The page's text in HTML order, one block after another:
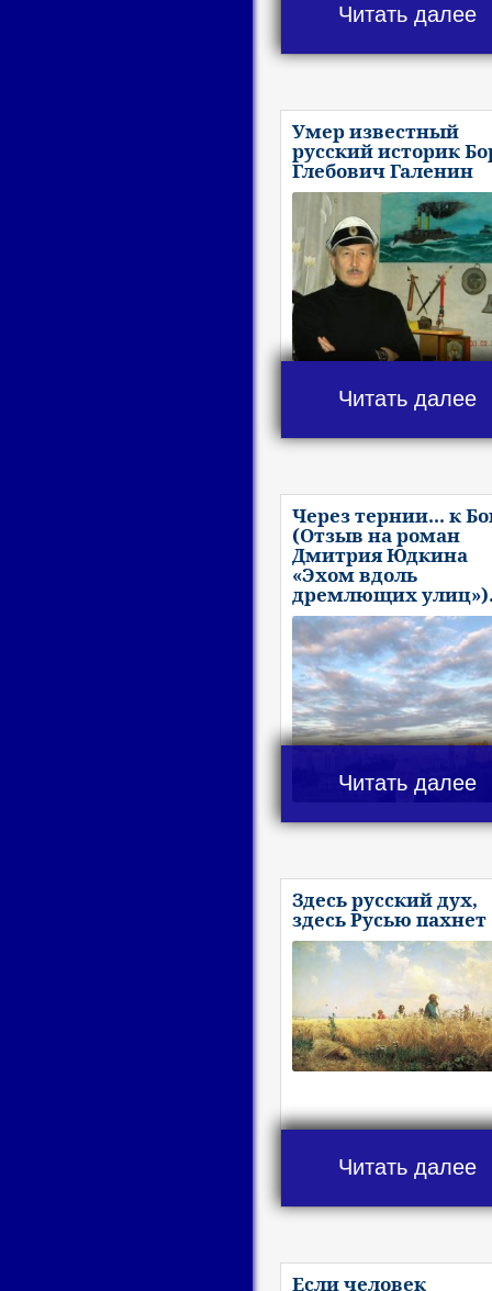
Читать далее
Умер известный
русский историк
Глебович Галенин
Читать далее
Через тернии... к
(Отзыв на роман
Дмитрия Юдкина
«Эхом вдоль
дремлющих
Читать далее
Здесь русский дух,
здесь Русью пахнет
Читать далее
Если человек